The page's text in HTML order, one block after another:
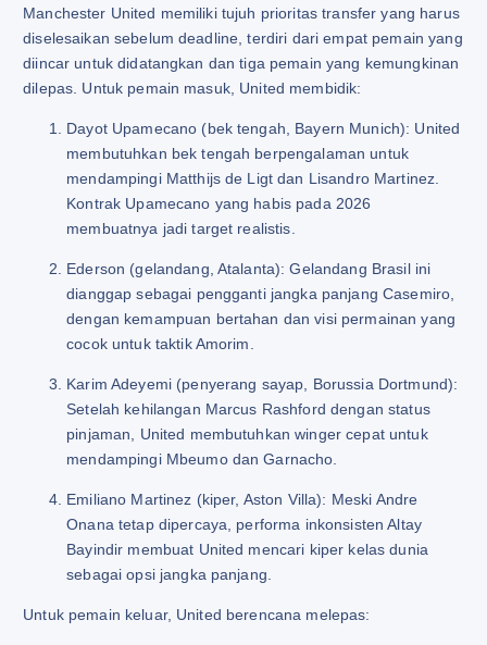
Manchester United memiliki tujuh prioritas transfer yang harus
diselesaikan sebelum deadline, terdiri dari empat pemain yang
diincar untuk didatangkan dan tiga pemain yang kemungkinan
dilepas. Untuk pemain masuk, United membidik:
Dayot Upamecano (bek tengah, Bayern Munich): United
membutuhkan bek tengah berpengalaman untuk
mendampingi Matthijs de Ligt dan Lisandro Martinez.
Kontrak Upamecano yang habis pada 2026
membuatnya jadi target realistis.
Ederson (gelandang, Atalanta): Gelandang Brasil ini
dianggap sebagai pengganti jangka panjang Casemiro,
dengan kemampuan bertahan dan visi permainan yang
cocok untuk taktik Amorim.
Karim Adeyemi (penyerang sayap, Borussia Dortmund):
Setelah kehilangan Marcus Rashford dengan status
pinjaman, United membutuhkan winger cepat untuk
mendampingi Mbeumo dan Garnacho.
Emiliano Martinez (kiper, Aston Villa): Meski Andre
Onana tetap dipercaya, performa inkonsisten Altay
Bayindir membuat United mencari kiper kelas dunia
sebagai opsi jangka panjang.
Untuk pemain keluar, United berencana melepas: